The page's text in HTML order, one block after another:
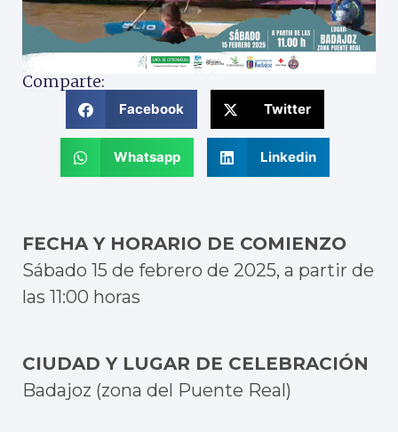
Comparte:
Facebook Twitter
Whatsapp Linkedin
FECHA Y HORARIO DE COMIENZO
Sábado 15 de febrero de 2025, a partir de
las 11:00 horas
CIUDAD Y LUGAR DE CELEBRACIÓN
Badajoz (zona del Puente Real)